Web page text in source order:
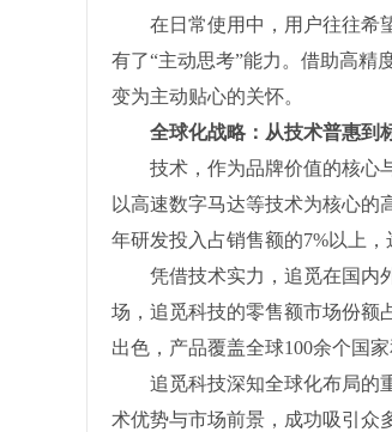
在日常使用中，用户往往希望
有了“主动思考”能力。借助高精
变为主动贴心的关怀。
全球化战略：从技术普惠到
技术，作为品牌价值的核心与
以高速数字马达等技术为核心的
年研发投入占销售额的7%以上，
凭借技术实力，追觅在国内外
场，追觅科技的零售额市场份额
出色，产品覆盖全球100余个国
追觅科技深知全球化布局的重
术优势与市场前景，成功吸引众